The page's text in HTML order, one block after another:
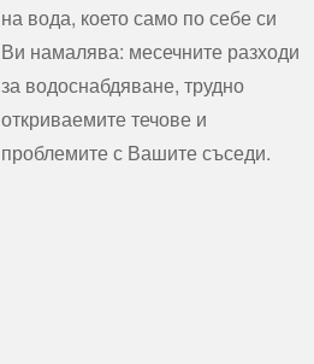
на вода, което само по себе си
Ви намалява: месечните разходи
за водоснабдяване, трудно
откриваемите течове и
проблемите с Вашите съседи.